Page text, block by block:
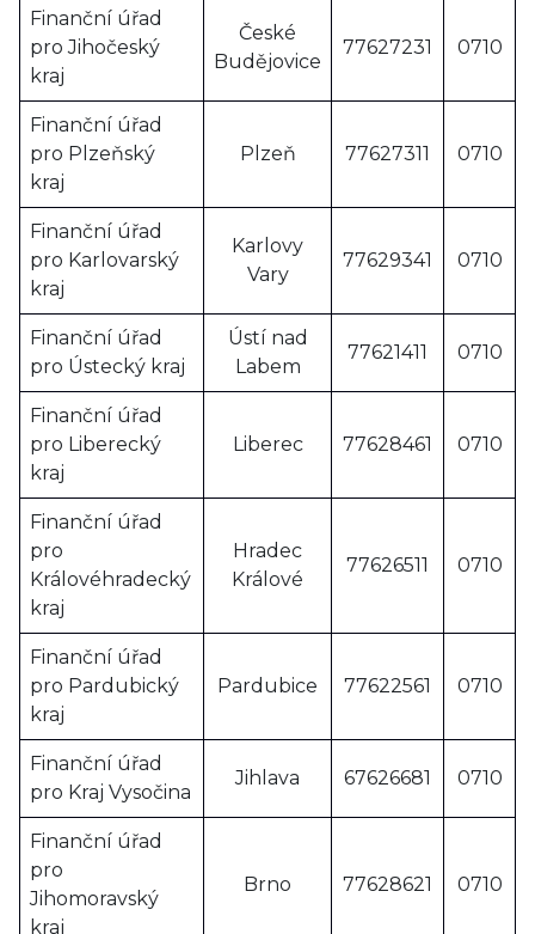
Finanční úřad
pro Jihočeský
kraj
České
Budějovice
77627231 0710
Finanční úřad
pro Plzeňský
kraj
Plzeň 77627311 0710
Finanční úřad
pro Karlovarský
kraj
Karlovy
Vary
77629341 0710
Finanční úřad
pro Ústecký kraj
Ústí nad
Labem
77621411 0710
Finanční úřad
pro Liberecký
kraj
Liberec 77628461 0710
Finanční úřad
pro
Královéhradecký
kraj
Hradec
Králové
77626511 0710
Finanční úřad
pro Pardubický
kraj
Pardubice 77622561 0710
Finanční úřad
pro Kraj Vysočina
Jihlava 67626681 0710
Finanční úřad
pro
Jihomoravský
kraj
Brno 77628621 0710